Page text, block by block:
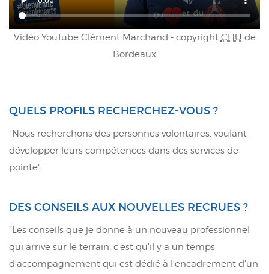
Vidéo YouTube Clément Marchand - copyright CHU de
Bordeaux
QUELS PROFILS RECHERCHEZ-VOUS ?
"Nous recherchons des personnes volontaires, voulant
développer leurs compétences dans des services de
pointe".
DES CONSEILS AUX NOUVELLES RECRUES ?
"Les conseils que je donne à un nouveau professionnel
qui arrive sur le terrain, c'est qu'il y a un temps
d'accompagnement qui est dédié à l'encadrement d'un